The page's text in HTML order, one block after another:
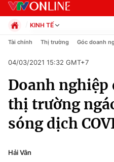
Chuyên mục
Chính trị
Xã hội
Pháp luật
KINH TẾ
Chính trị
Pháp luật
Kinh tế
Thể thao
Truyền hình
Văn hóa - Giải trí
Y tế
Tài chính Thị trường Góc doanh
04/03/2021 15:32 GMT+7
Doanh
thị trường
sóng dịch
Hải Vân